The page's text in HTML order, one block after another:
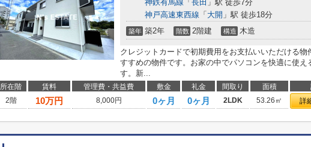
神鉄有馬線 「 長田 」駅 徒歩7分
神戸高速東西線 「 大開 」駅 徒歩18分
築年 築2年 階数 2階建 構造 木造
クレジットカードで初期費用をお支払いいただける物
すすめの物件です。お家の中でパソコンを快適に使え
す。新...
所在階 賃料 管理費・共益費 敷金 礼金 間取り 面積
2階
10万円 8,000円 0ヶ月 0ヶ月 2LDK 53.26㎡ 詳